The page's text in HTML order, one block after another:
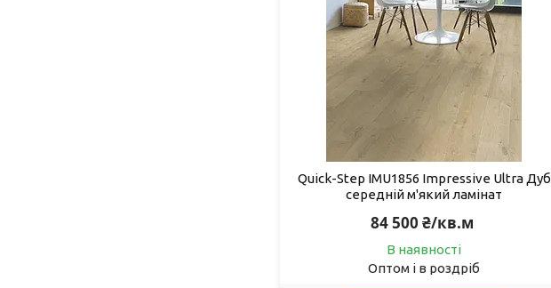
Quick-Step IMU1856 Impressive Ultra Дуб
середній м'який ламінат
84 500 ₴/кв.м
В наявності
Оптом і в роздріб